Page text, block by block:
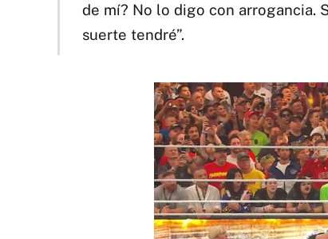
de mí? No lo digo con arrogancia.
suerte tendré”.